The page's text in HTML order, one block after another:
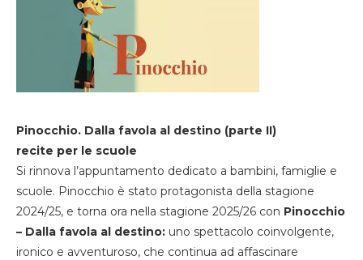
Pinocchio. Dalla favola al destino (parte II)
recite per le scuole
Si rinnova l’appuntamento dedicato a bambini, famiglie e
scuole. Pinocchio è stato protagonista della stagione
2024/25, e torna ora nella stagione 2025/26 con Pinocchio
– Dalla favola al destino: uno spettacolo coinvolgente,
ironico e avventuroso, che continua ad affascinare